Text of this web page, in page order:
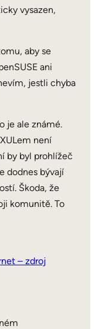
vysazen,
aby se
ani
jestli chyba
je ale známé.
není
by byl prohlížeč
dodnes bývají
Škoda, že
komunitě. To
– zdroj